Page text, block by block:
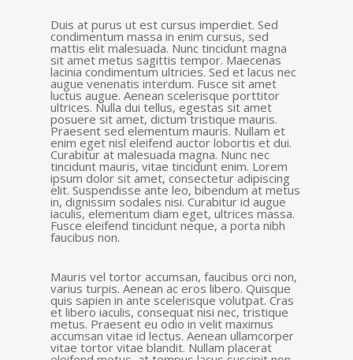
Duis at purus ut est cursus imperdiet. Sed
condimentum massa in enim cursus, sed
mattis elit malesuada. Nunc tincidunt magna
sit amet metus sagittis tempor. Maecenas
lacinia condimentum ultricies. Sed et lacus nec
augue venenatis interdum. Fusce sit amet
luctus augue. Aenean scelerisque porttitor
ultrices. Nulla dui tellus, egestas sit amet
posuere sit amet, dictum tristique mauris.
Praesent sed elementum mauris. Nullam et
enim eget nisl eleifend auctor lobortis et dui.
Curabitur at malesuada magna. Nunc nec
tincidunt mauris, vitae tincidunt enim. Lorem
ipsum dolor sit amet, consectetur adipiscing
elit. Suspendisse ante leo, bibendum at metus
in, dignissim sodales nisi. Curabitur id augue
iaculis, elementum diam eget, ultrices massa.
Fusce eleifend tincidunt neque, a porta nibh
faucibus non.
Mauris vel tortor accumsan, faucibus orci non,
varius turpis. Aenean ac eros libero. Quisque
quis sapien in ante scelerisque volutpat. Cras
et libero iaculis, consequat nisi nec, tristique
metus. Praesent eu odio in velit maximus
accumsan vitae id lectus. Aenean ullamcorper
vitae tortor vitae blandit. Nullam placerat